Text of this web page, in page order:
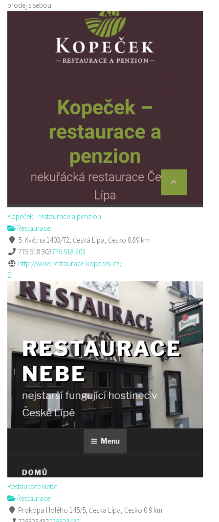
prodej s sebou
Kopeček - restaurace a penzion
Restaurace
5. Května 1403/72, Česká Lípa, Česko 0.89 km
775 518 303775 518 303
http://www.restaurace-kopecek.cz/
Restaurace Nebe
Restaurace
Prokopa Holého 145/5, Česká Lípa, Česko 0.9 km